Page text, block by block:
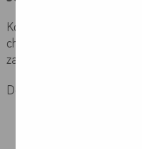
Koordynator onkologiczny
choroby nowotworowej do
zakończenia leczenia.
Do głównych obszarów